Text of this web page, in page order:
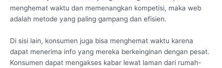
menghemat waktu dan memenangkan kompetisi, maka web
adalah metode yang paling gampang dan efisien.
Di sisi lain, konsumen juga bisa menghemat waktu karena
dapat menerima info yang mereka berkeinginan dengan pesat.
Konsumen dapat mengakses kabar lewat laman dari rumah-